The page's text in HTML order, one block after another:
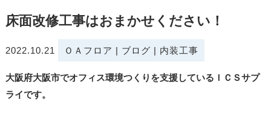
床面改修工事はおまかせください！
2022.10.21 ＯＡフロア | ブログ | 内装工事
大阪府大阪市でオフィス環境つくりを支援しているＩＣＳサプ
ライです。